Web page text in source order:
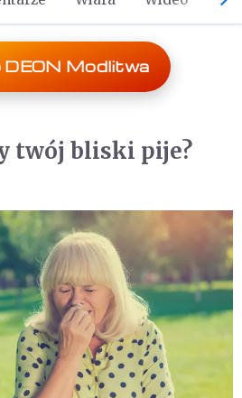
DEON Modlitwa
twój bliski pije?